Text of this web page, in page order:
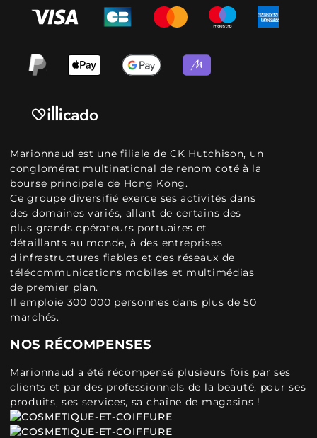
Marionnaud est une filiale de CK Hutchison, un
conglomérat multinational de renom coté à la
bourse principale de Hong Kong.
Ce groupe diversifié exerce ses activités dans
des domaines variés, allant de certains des
plus grands opérateurs portuaires et
détaillants au monde, à des entreprises
d'infrastructures fiables et des réseaux de
télécommunications mobiles et multimédias
de premier plan.
Il emploie 300 000 personnes dans plus de 50
marchés.
NOS RÉCOMPENSES
Marionnaud a été récompensé plusieurs fois par ses
clients et par des professionnels de la beauté, pour ses
produits, ses services, sa chaîne de magasins !